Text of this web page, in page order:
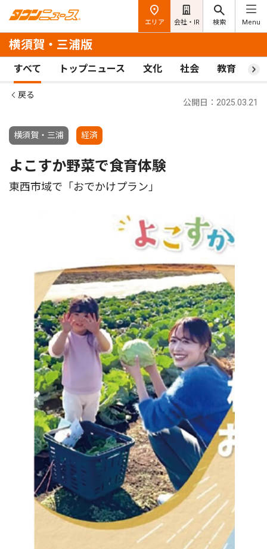
エリア 会社・IR 検索 Menu
横須賀・三浦版
すべて トップニュース 文化 社会 教育 ス
戻る
横須賀・三浦 経済
公開日：2025.03.21
よこすか野菜で食育体験
東西市域で「おでかけプラン」